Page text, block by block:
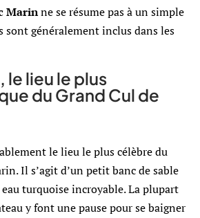
Marinne se résume pas à un simple
sont généralement inclus dans les
le lieu le plus
du Grand Cul de
le lieu le plus célèbre du
Il s’agit d’un petit banc de sable
turquoise incroyable. La plupart
y font une pause pour se baigner